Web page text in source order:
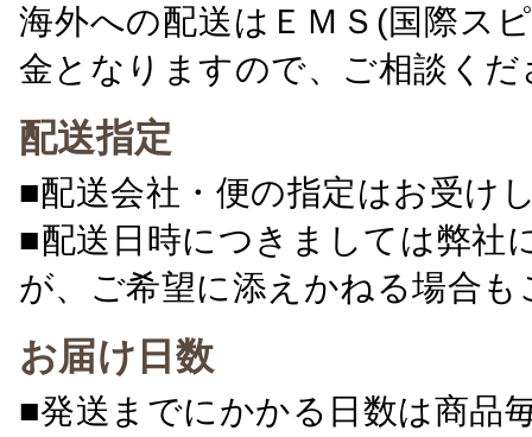
海外への配送はＥＭＳ(国際ス
金となりますので、ご相談くだ
配送指定
■配送会社・便の指定はお受け
■配送日時につきましては弊社
が、ご希望に添えかねる場合
お届け日数
■発送までにかかる日数は商品